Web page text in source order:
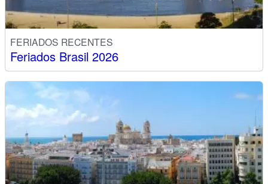
FERIADOS RECENTES
Feriados Brasil 2026